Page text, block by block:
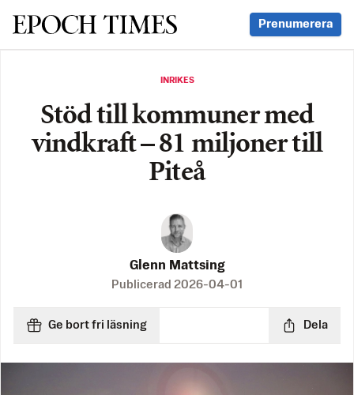
Svenska Epoch Times Prenumerera
INRIKES
Stöd till kommuner med
vindkraft – 81 miljoner till
Piteå
Glenn Mattsing
Publicerad 2026-04-01
Ge bort fri läsning Dela